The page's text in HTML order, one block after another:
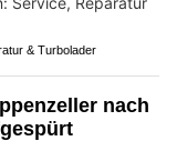
& Turbolader
nach